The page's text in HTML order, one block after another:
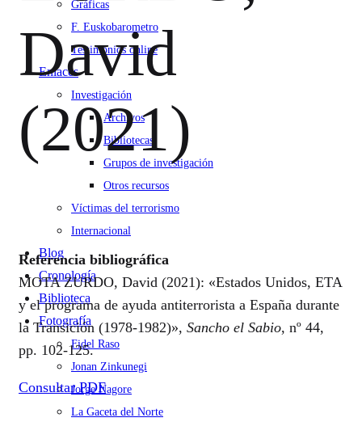
Gráficas
F. Euskobarometro
Testimonios online
Enlaces
Investigación
Archivos
Bibliotecas
Grupos de investigación
Otros recursos
Víctimas del terrorismo
Internacional
Blog
Cronología
Biblioteca
Fotografía
Fidel Raso
Jonan Zinkunegi
Jorge Nagore
La Gaceta del Norte
David
(2021)
Referencia bibliográfica
MOTA ZURDO, David (2021): «Estados Unidos, ETA
y el programa de ayuda antiterrorista a España durante
la Transición (1978-1982)», Sancho el Sabio, nº 44,
pp. 102-125.
Consultar PDF